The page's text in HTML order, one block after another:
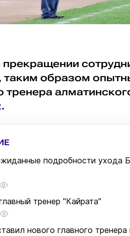
таким образом
тренера
.
подробности ухода
тренер "Кайрата"
нового главного